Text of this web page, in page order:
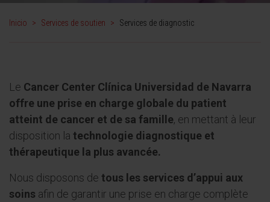
Inicio > Services de soutien > Services de diagnostic
Le Cancer Center Clínica Universidad de Navarra
offre une prise en charge globale du patient
atteint de cancer et de sa famille, en mettant à leur
disposition la technologie diagnostique et
thérapeutique la plus avancée.
Nous disposons de tous les services d’appui aux
soins afin de garantir une prise en charge complète